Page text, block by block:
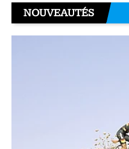
NOUVEAUTÉS